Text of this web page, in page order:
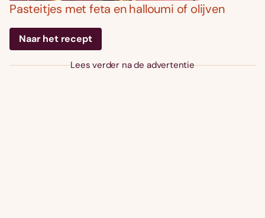
Pasteitjes met feta en halloumi of olijven
Naar het recept
Lees verder na de advertentie